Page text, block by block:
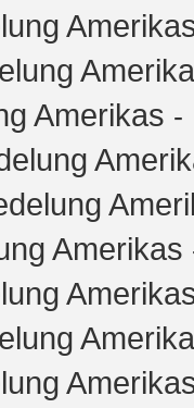
Amerikas -
Amerikas